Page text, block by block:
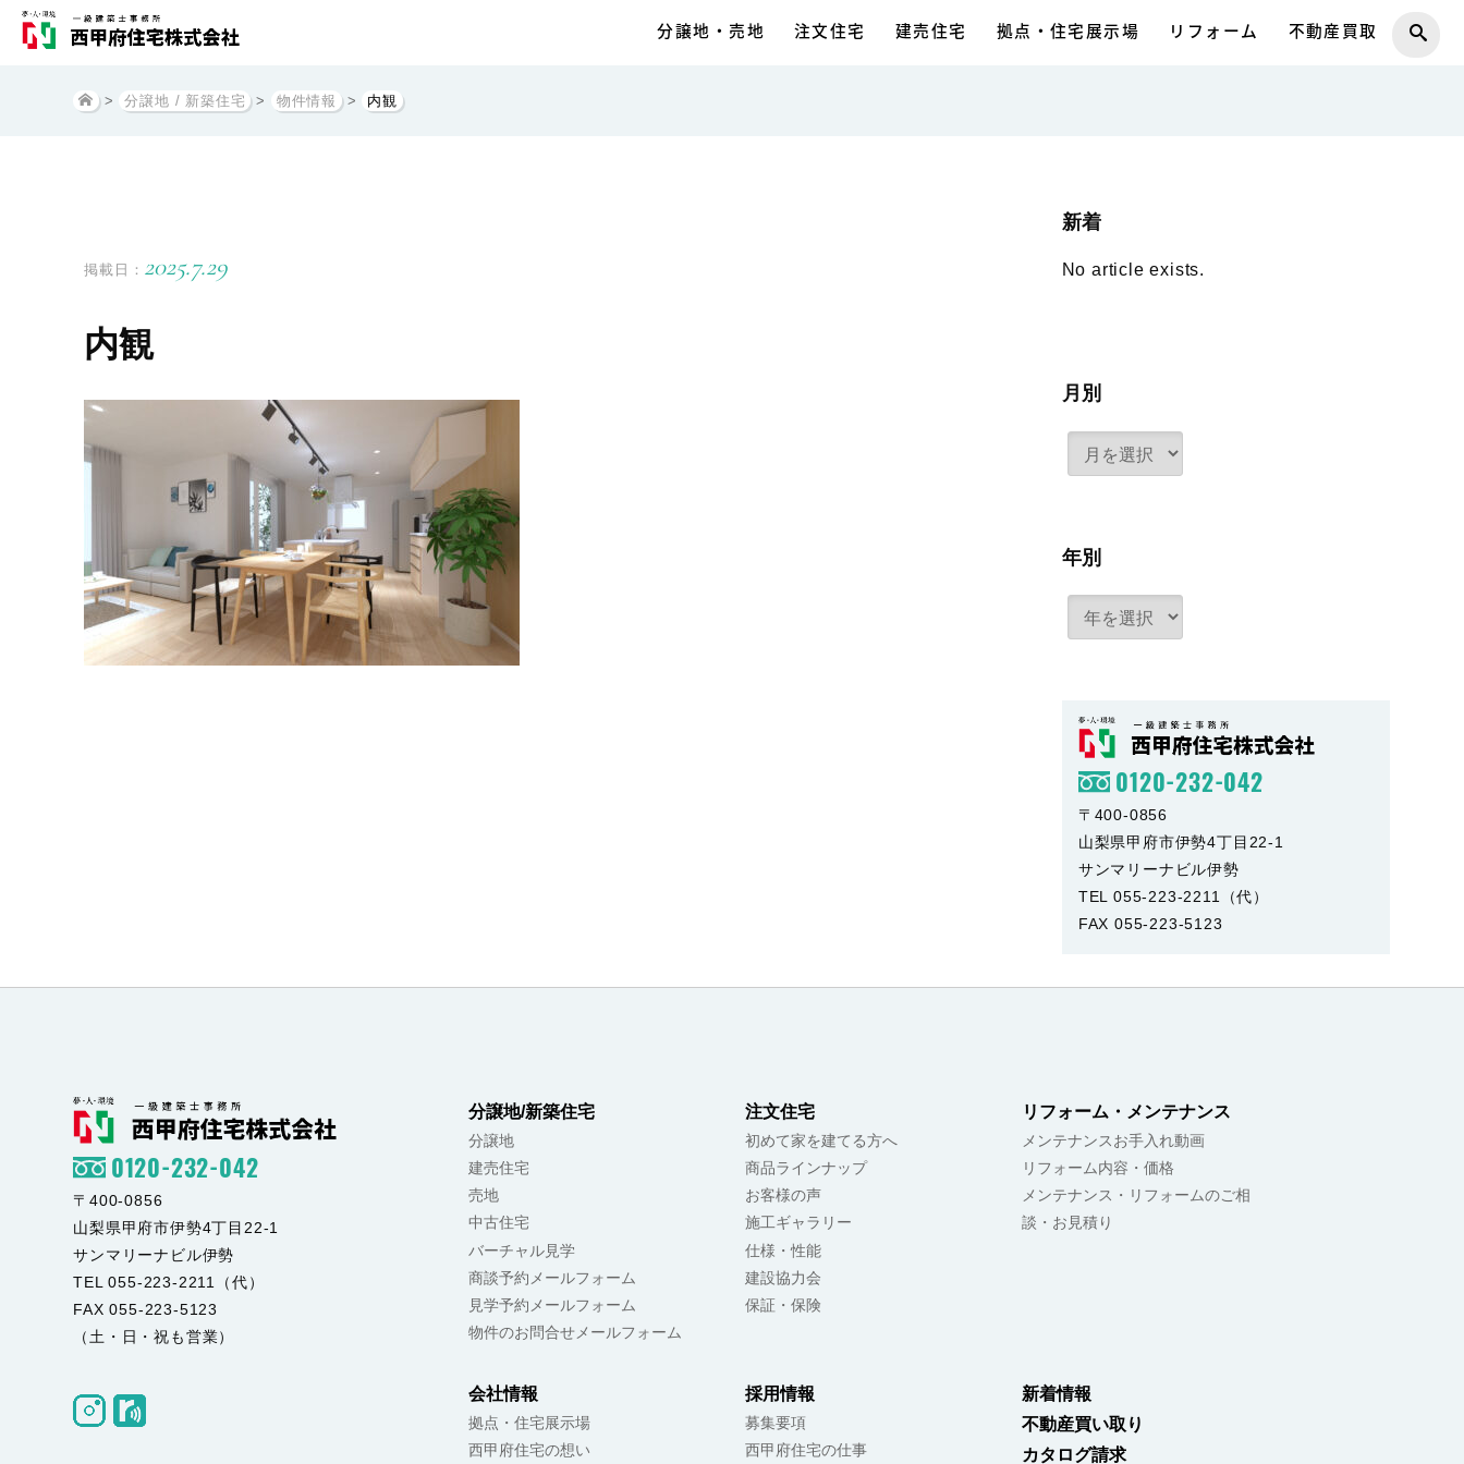
分譲地・売地 注文住宅 建売住宅 拠点・住宅展示場 リフォーム 不動産買取
> 分譲地 / 新築住宅 > 物件情報 > 内観
掲載日： 2025.7.29
内観
新着
No article exists.
月別
年別
0120-232-042
〒400-0856
山梨県甲府市伊勢4丁目22-1
サンマリーナビル伊勢
TEL 055-223-2211（代）
FAX 055-223-5123
分譲地/新築住宅
分譲地
建売住宅
売地
中古住宅
バーチャル見学
商談予約メールフォーム
見学予約メールフォーム
物件のお問合せメールフォーム
注文住宅
初めて家を建てる方へ
商品ラインナップ
お客様の声
施工ギャラリー
仕様・性能
建設協力会
保証・保険
リフォーム・メンテナンス
メンテナンスお手入れ動画
リフォーム内容・価格
メンテナンス・リフォームのご相
談・お見積り
会社情報
拠点・住宅展示場
西甲府住宅の想い
採用情報
募集要項
西甲府住宅の仕事
新着情報
不動産買い取り
カタログ請求
0120-232-042
〒400-0856
山梨県甲府市伊勢4丁目22-1
サンマリーナビル伊勢
TEL 055-223-2211（代）
FAX 055-223-5123
（土・日・祝も営業）